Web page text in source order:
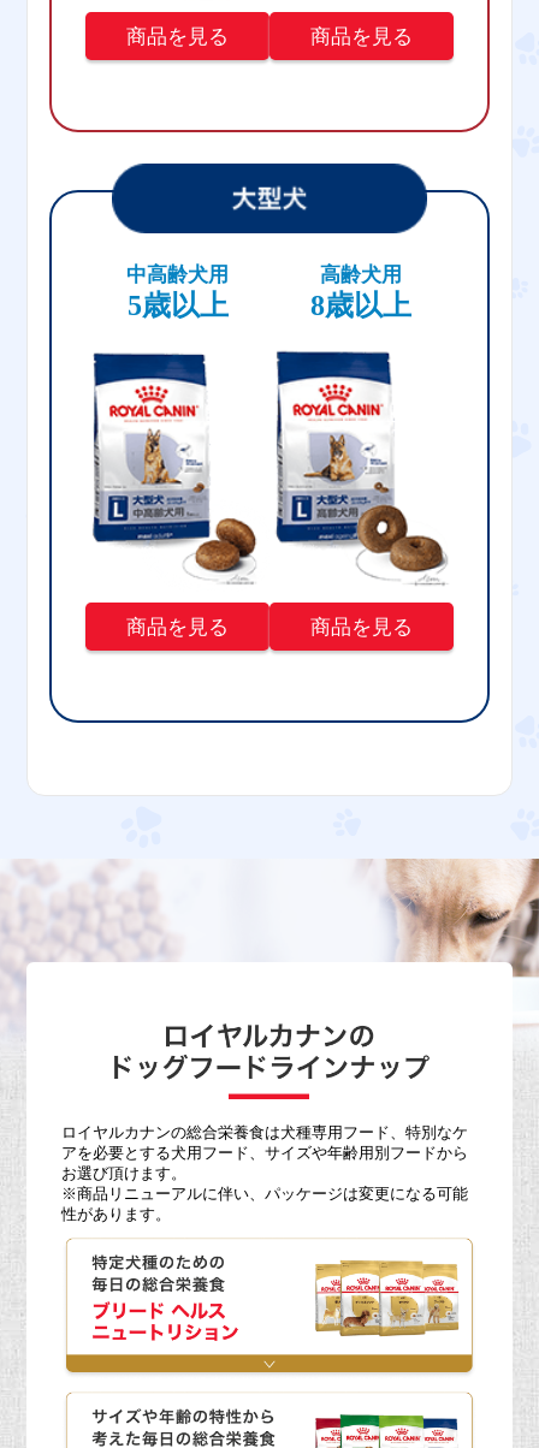
商品を見る 商品を見る
中高齢犬用
5歳以上
商品を見る
高齢犬用
8歳以上
商品を見る
ロイヤルカナンの総合栄養食は犬種専用フード、特別なケ
アを必要とする犬用フード、サイズや年齢用別フードから
お選び頂けます。
※商品リニューアルに伴い、パッケージは変更になる可能
性があります。